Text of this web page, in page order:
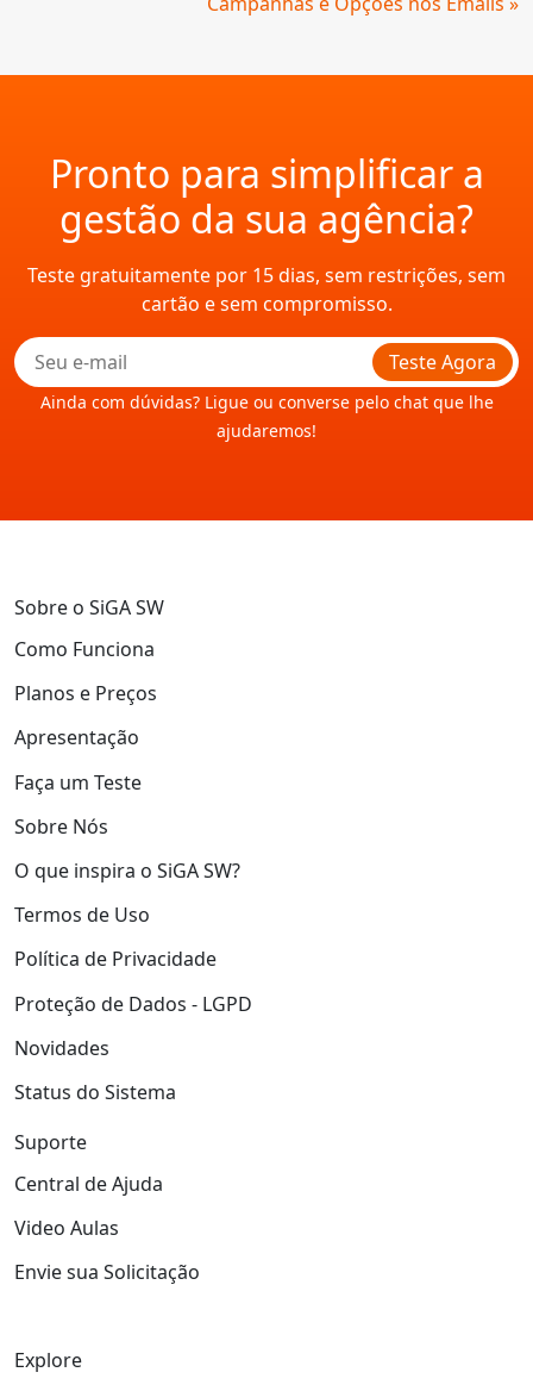
Pronto para simplificar a
gestão da sua agência?
Teste gratuitamente por 15 dias, sem restrições, sem
cartão e sem compromisso.
Teste Agora
Ainda com dúvidas? Ligue ou converse pelo chat que lhe
ajudaremos!
Sobre o SiGA SW
Como Funciona
Planos e Preços
Apresentação
Faça um Teste
Sobre Nós
O que inspira o SiGA SW?
Termos de Uso
Política de Privacidade
Proteção de Dados - LGPD
Novidades
Status do Sistema
Suporte
Central de Ajuda
Video Aulas
Envie sua Solicitação
Explore